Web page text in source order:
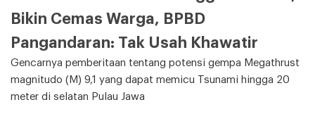
Bikin Cemas Warga, BPBD
Pangandaran: Tak Usah Khawatir
Gencarnya pemberitaan tentang potensi gempa Megathrust
magnitudo (M) 9,1 yang dapat memicu Tsunami hingga 20
meter di selatan Pulau Jawa